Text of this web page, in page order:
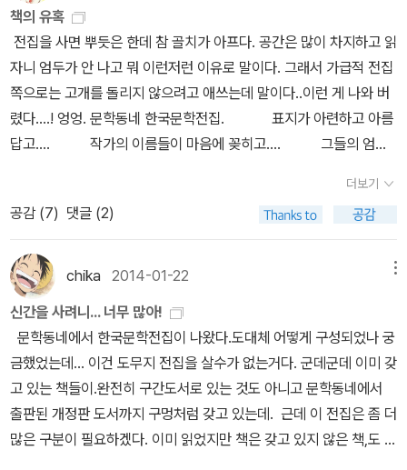
한때(지금도 그러하지만) 한창 일본 추리 소설이 유행하던 시절이 있
었지요. 초동급부에 귀가 얇은 저는 ‘어디 그럼 나도 한번?’이란 마음
으로 일본 추리 소설을 읽어 보자 마음먹었습니다. 많은 사람들이 히
가시노게이고나 미야베미유키라는 작가의 소설들을 권하더군요. 그
래서 저와 마주하게 된 소설이 바로 ‘모방범’입니다. 그즈음 ‘추격
자’라는 영화가 흥행했었고, 그 영화를 굉장히 인상 깊게 보았기에 ‘모
설’로 분류해야하나 의문입니다. 제가 느끼기엔 굉장히 잘 쓰여진 사
회소설 같았거든요. 며칠 전에도 팔달산에서 토막 난 시체가 발견되
었다는 무서운 소식이 있었지요. 우리는 이렇게 내 주변에선 절대 일
어나지 않을 거라고 믿는 살인사건을 뉴스에서 자주 접하곤 합니다.
이 소설은 여타 다른 추리 소설들처럼 살인 사건의 범인은 누구인가?
왜 죽였는가? 등의 답을 찾는 이야기가 아닙니다. 살인 사건이 일어
난 후의 우리 사회의 모습을 굉장히 세밀하게 묘사하고 있는 이야기
입니다. 즉 그러한 사건 후 피해자의 가족(유족이라 해야겠지요.)과
주변 사람들이 겪는 이야기, 범인을 쫓는 경찰과 그 주변의 이야기, 사
건의 진실을 보도하려는 기자와 그 주변의 이야기, 사건의 용의자와
그 주변의 이야기들이 매우 리얼하게 묘사됩니다. 그리고 그 사건과
책의 유혹
전집을 사면 뿌듯은 한데 참 골치가 아프다. 공간은 많이 차지하고 읽
자니 엄두가 안 나고 뭐 이런저런 이유로 말이다. 그래서 가급적 전집
쪽으로는 고개를 돌리지 않으려고 애쓰는데 말이다..이런 게 나와 버
렸다....! 엉엉. 문학동네 한국문학전집. 표지가 아련하고 아름
답고.... 작가의 이름들이 마음에 꽂히고.... 그들의 엄선
손에 넣고 싶어 미칠 것 같은 이 느낌.아 이 아침의 진정한 유혹이라
니...
더보기
공감 (7) 댓글 (2)
chika 2014-01-22
신간을 사려니... 너무 많아!
금했었는데... 이건 도무지 전집을 살수가 없는거다. 군데군데 이미 갖
고 있는 책들이.완전히 구간도서로 있는 것도 아니고 문학동네에서
출판된 개정판 도서까지 구멍처럼 갖고 있는데. 근데 이 전집은 좀 더
많은 구분이 필요하겠다. 이미 읽었지만 책은 갖고 있지 않은 책,도 있